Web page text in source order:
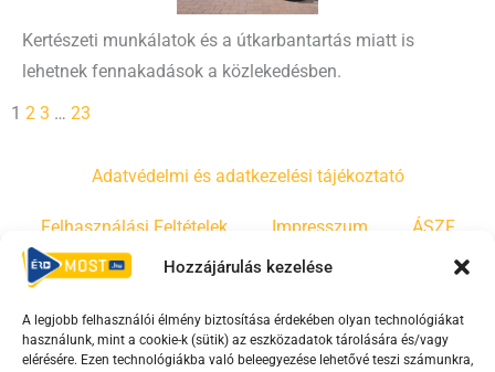
Hozzájárulás kezelése
A legjobb felhasználói élmény biztosítása érdekében olyan technológiákat
használunk, mint a cookie-k (sütik) az eszközadatok tárolására és/vagy
elérésére. Ezen technológiákba való beleegyezése lehetővé teszi számunkra,
Kertészeti munkálatok és a útkarbantartás miatt is
lehetnek fennakadások a közlekedésben.
1 2 3 … 23
Adatvédelmi és adatkezelési tájékoztató
Felhasználási Feltételek Impresszum ÁSZF
Irányelvek Moderálási szabályzat
F
Y
T